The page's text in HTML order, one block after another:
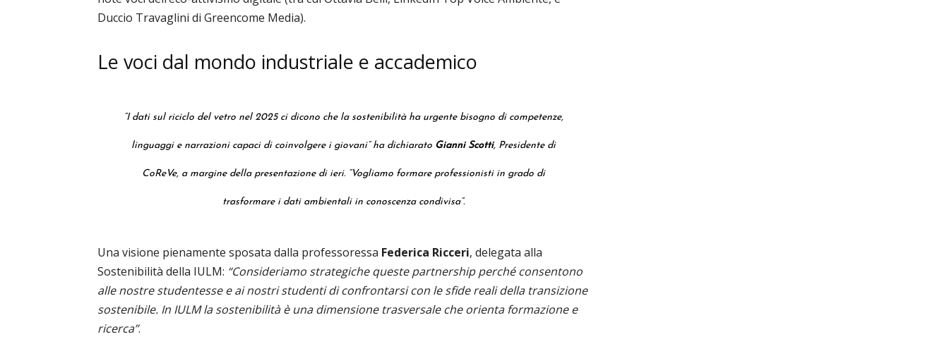
Duccio Travaglini di Greencome Media).
Le voci dal mondo industriale e accademico
“I dati sul riciclo del vetro nel 2025 ci dicono che la sostenibilità ha urgente bisogno di competenze,
linguaggi e narrazioni capaci di coinvolgere i giovani”ha dichiarato Gianni Scotti, Presidente di
CoReVe, a margine della presentazione di ieri. “Vogliamo formare professionisti in grado di
trasformare i dati ambientali in conoscenza condivisa”.
Una visione pienamente sposata dalla professoressa Federica Ricceri, delegata alla
Sostenibilità della IULM: “Consideriamo strategiche queste partnership perché consentono
alle nostre studentesse e ai nostri studenti di confrontarsi con le sfide reali della transizione
sostenibile. In IULM la sostenibilità è una dimensione trasversale che orienta formazione e
ricerca”.